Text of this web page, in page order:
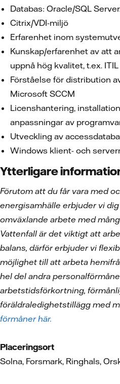
Databas: Oracle/SQL
Citrix/VDI-miljö
Erfarenhet inom
Kunskap/erfarenhet av att
uppnå hög kvalitet, t.ex.
Förståelse för distribution
Microsoft SCCM
Licenshantering,
anpassningar av
Utveckling av
Windows klient- och
Ytterligare
Förutom att du får vara med
energisamhälle erbjuder vi
omväxlande arbete med
Vattenfall är det viktigt att
balans, därför erbjuder vi
möjlighet till att arbeta
hel del andra
arbetstidsförkortning,
föräldraledighetstillägg med
förmåner här.
Placeringsort
Solna, Forsmark, Ringhals,